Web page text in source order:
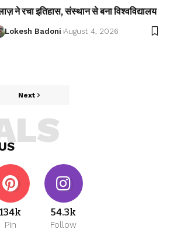
ने रचा इतिहास, संस्थान से बना विश्वविद्यालय
Lokesh Badoni August 4, 2026
Next
134k
Pin
54.3k
Follow